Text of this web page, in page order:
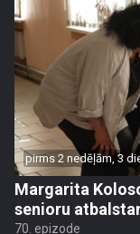
pirms 2 nedēļām, 3
Margarita
senioru
70. epizode